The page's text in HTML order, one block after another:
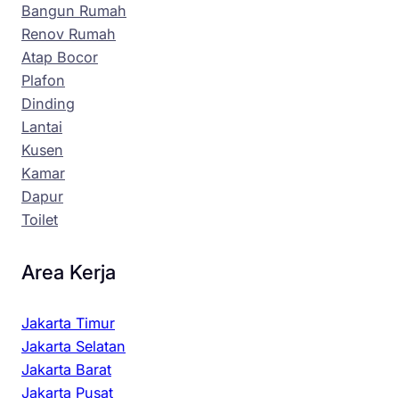
Bangun Rumah
Renov Rumah
Atap Bocor
Plafon
Dinding
Lantai
Kusen
Kamar
Dapur
Toilet
Area Kerja
Jakarta Timur
Jakarta Selatan
Jakarta Barat
Jakarta Pusat